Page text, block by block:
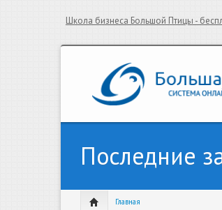
Школа бизнеса Большой Птицы -
Последние
Главная